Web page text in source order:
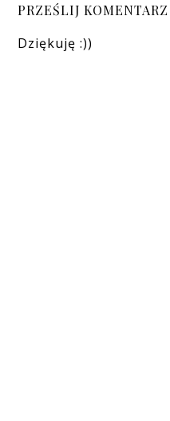
PRZEŚLIJ KOMENTARZ
Dziękuję :))